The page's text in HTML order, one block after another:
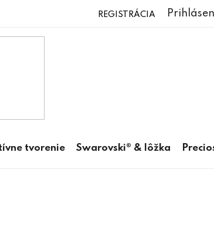
REGISTRÁCIA
tvorenie Swarovski® & lôžka